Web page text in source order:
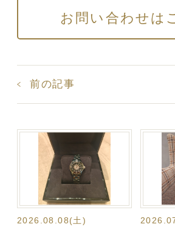
お問い合わせは
前の記事
2026.08.08(土)